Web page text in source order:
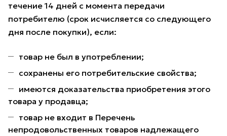
течение 14 дней с момента передачи
потребителю (срок исчисляется со следующего
дня после покупки), если:
товар не был в употреблении;
сохранены его потребительские свойства;
имеются доказательства приобретения этого
товара у продавца;
товар не входит в Перечень
непродовольственных товаров надлежащего